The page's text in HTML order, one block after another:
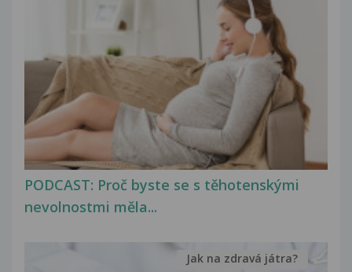
PODCAST: Proč byste se s těhotenskými
nevolnostmi měla...
Jak na zdravá játra?